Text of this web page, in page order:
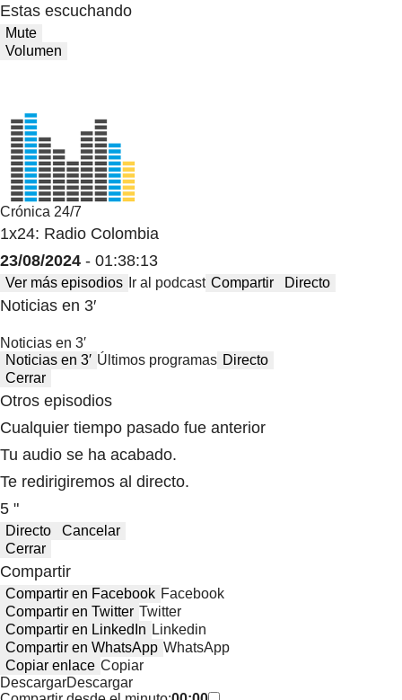
Estas escuchando
Mute
Volumen
Crónica 24/7
1x24: Radio Colombia
23/08/2024 - 01:38:13
Ver más episodios Ir al podcast Compartir Directo
Noticias en 3′
Noticias en 3′
Noticias en 3′ Últimos programas Directo
Cerrar
Otros episodios
Cualquier tiempo pasado fue anterior
Tu audio se ha acabado.
Te redirigiremos al directo.
5 "
Directo
Cancelar
Cerrar
Compartir
Compartir en Facebook Facebook
Compartir en Twitter Twitter
Compartir en LinkedIn Linkedin
Compartir en WhatsApp WhatsApp
Copiar enlace Copiar
DescargarDescargar